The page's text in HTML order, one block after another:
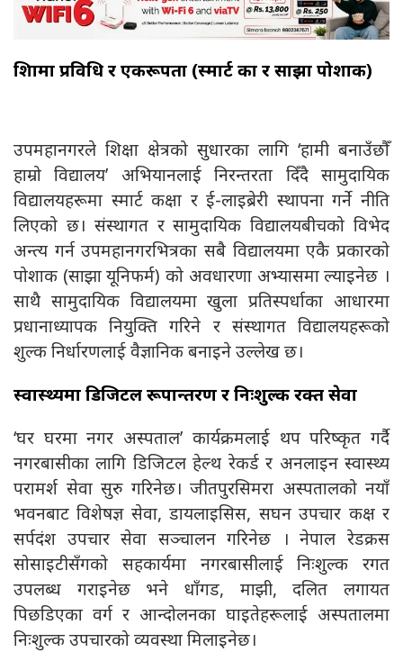
शिक्षामा प्रविधि र एकरूपता (स्मार्ट कक्षा र साझा पोशाक)
उपमहानगरले शिक्षा क्षेत्रको सुधारका लागि ‘हामी बनाउँछौँ
हाम्रो विद्यालय’ अभियानलाई निरन्तरता दिँदै सामुदायिक
विद्यालयहरूमा स्मार्ट कक्षा र ई-लाइब्रेरी स्थापना गर्ने नीति
लिएको छ। संस्थागत र सामुदायिक विद्यालयबीचको विभेद
अन्त्य गर्न उपमहानगरभित्रका सबै विद्यालयमा एकै प्रकारको
पोशाक (साझा यूनिफर्म) को अवधारणा अभ्यासमा ल्याइनेछ ।
साथै सामुदायिक विद्यालयमा खुला प्रतिस्पर्धाका आधारमा
प्रधानाध्यापक नियुक्ति गरिने र संस्थागत विद्यालयहरूको
शुल्क निर्धारणलाई वैज्ञानिक बनाइने उल्लेख छ।
स्वास्थ्यमा डिजिटल रूपान्तरण र निःशुल्क रक्त सेवा
‘घर घरमा नगर अस्पताल’ कार्यक्रमलाई थप परिष्कृत गर्दै
नगरबासीका लागि डिजिटल हेल्थ रेकर्ड र अनलाइन स्वास्थ्य
परामर्श सेवा सुरु गरिनेछ। जीतपुरसिमरा अस्पतालको नयाँ
भवनबाट विशेषज्ञ सेवा, डायलाइसिस, सघन उपचार कक्ष र
सर्पदंश उपचार सेवा सञ्चालन गरिनेछ । नेपाल रेडक्रस
सोसाइटीसँगको सहकार्यमा नगरबासीलाई निःशुल्क रगत
उपलब्ध गराइनेछ भने धाँगड, माझी, दलित लगायत
पिछडिएका वर्ग र आन्दोलनका घाइतेहरूलाई अस्पतालमा
निःशुल्क उपचारको व्यवस्था मिलाइनेछ।